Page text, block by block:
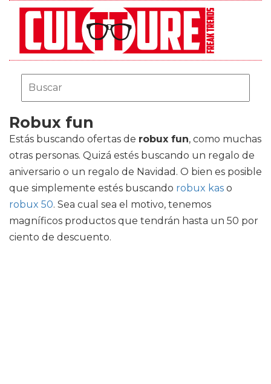
Robux fun
Estás buscando ofertas de robux fun, como muchas
otras personas. Quizá estés buscando un regalo de
aniversario o un regalo de Navidad. O bien es posible
que simplemente estés buscando robux kas o
robux 50. Sea cual sea el motivo, tenemos
magníficos productos que tendrán hasta un 50 por
ciento de descuento.